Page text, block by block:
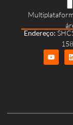
Endereço: